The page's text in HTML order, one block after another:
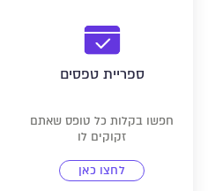
ספריית טפסים
חפשו בקלות כל טופס שאתם
זקוקים לו
לחצו כאן